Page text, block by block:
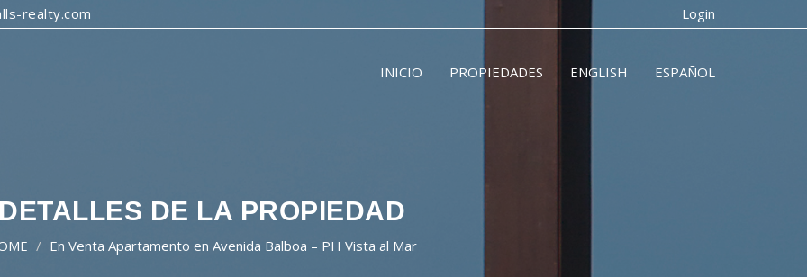
realty.com Login
INICIO PROPIEDADES ENGLISH ESPAÑOL
DE LA PROPIEDAD
En Venta Apartamento en Avenida Balboa – PH Vista al Mar